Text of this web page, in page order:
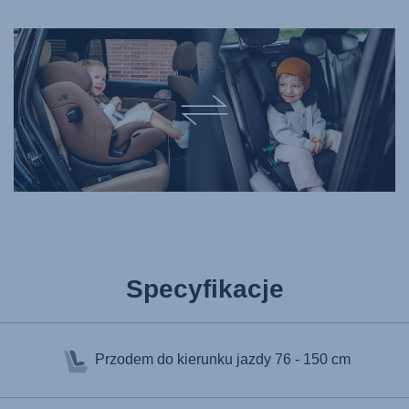
Specyfikacje
Przodem do kierunku jazdy 76 - 150 cm